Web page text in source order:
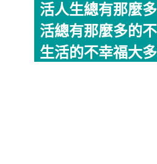
活人生總有那麼
活總有那麼多的
生活的不幸福大